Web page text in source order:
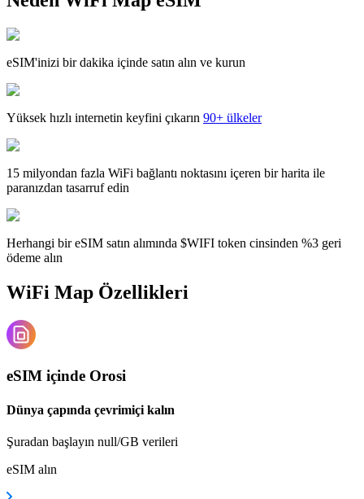
eSIM'inizi bir dakika içinde satın alın ve kurun
Yüksek hızlı internetin keyfini çıkarın 90+ ülkeler
15 milyondan fazla WiFi bağlantı noktasını içeren bir harita ile
paranızdan tasarruf edin
Herhangi bir eSIM satın alımında $WIFI token cinsinden %3 geri
ödeme alın
WiFi Map Özellikleri
eSIM içinde Orosi
Dünya çapında çevrimiçi kalın
Şuradan başlayın null/GB verileri
eSIM alın